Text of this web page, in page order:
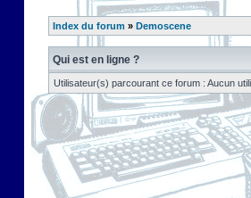
Index du forum » Demoscene
Qui est en ligne ?
Utilisateur(s) parcourant ce forum : Aucun